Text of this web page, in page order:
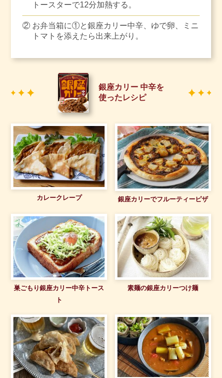
トースターで12分加熱する。
② お弁当箱に①と銀座カリー中辛、ゆで卵、ミニ
トマトを添えたら出来上がり。
銀座カリー 中辛を
使ったレシピ
カレークレープ 銀座カリーでフルーティーピザ
巣ごもり銀座カリー中辛トース
ト
素麺の銀座カリーつけ麺